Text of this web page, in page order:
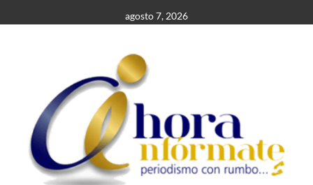
al
agosto 7, 2026